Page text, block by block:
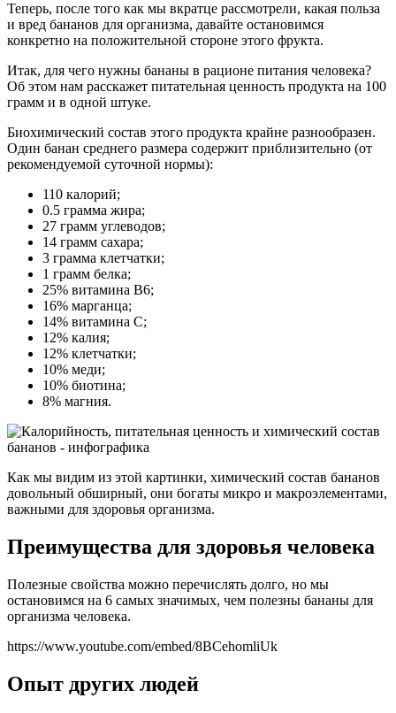
Теперь, после того как мы вкратце рассмотрели, какая польза
и вред бананов для организма, давайте остановимся
конкретно на положительной стороне этого фрукта.
Итак, для чего нужны бананы в рационе питания человека?
Об этом нам расскажет питательная ценность продукта на 100
грамм и в одной штуке.
Биохимический состав этого продукта крайне разнообразен.
Один банан среднего размера содержит приблизительно (от
рекомендуемой суточной нормы):
110 калорий;
0.5 грамма жира;
27 грамм углеводов;
14 грамм сахара;
3 грамма клетчатки;
1 грамм белка;
25% витамина B6;
16% марганца;
14% витамина C;
12% калия;
12% клетчатки;
10% меди;
10% биотина;
8% магния.
Как мы видим из этой картинки, химический состав бананов
довольный обширный, они богаты микро и макроэлементами,
важными для здоровья организма.
Преимущества для здоровья человека
Полезные свойства можно перечислять долго, но мы
остановимся на 6 самых значимых, чем полезны бананы для
организма человека.
https://www.youtube.com/embed/8BCehomliUk
Опыт других людей